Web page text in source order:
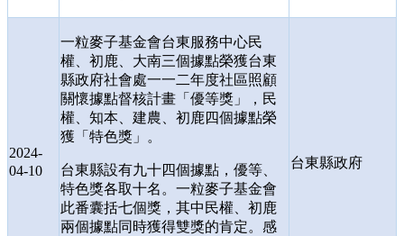
2024-
04-10
一粒麥子基金會台東服務中心民
權、初鹿、大南三個據點榮獲台東
縣政府社會處一一二年度社區照顧
關懷據點督核計畫「優等獎」，民
權、知本、建農、初鹿四個據點榮
獲「特色獎」。
台東縣設有九十四個據點，優等、
特色獎各取十名。一粒麥子基金會
此番囊括七個獎，其中民權、初鹿
兩個據點同時獲得雙獎的肯定。感
台東縣政府